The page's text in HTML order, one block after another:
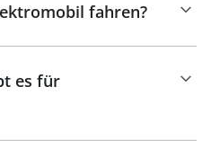
fahren?
es für